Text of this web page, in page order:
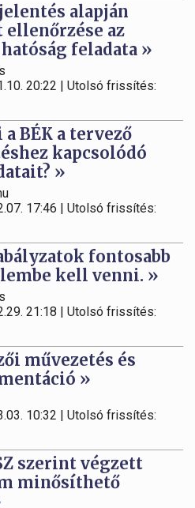
alapján
az
feladata »
20:22 | Utolsó frissítés:
BÉK a tervező
kapcsolódó
»
17:46 | Utolsó frissítés:
fontosabb
kell venni. »
21:18 | Utolsó frissítés:
művezetés és
»
10:32 | Utolsó frissítés:
szerint végzett
minősíthető